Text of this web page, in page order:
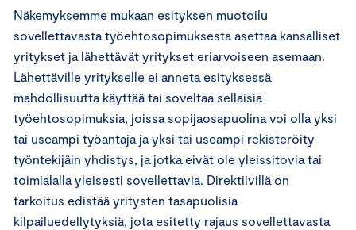
Näkemyksemme mukaan esityksen muotoilu
sovellettavasta työehtosopimuksesta asettaa kansalliset
yritykset ja lähettävät yritykset eriarvoiseen asemaan.
Lähettäville yritykselle ei anneta esityksessä
mahdollisuutta käyttää tai soveltaa sellaisia
työehtosopimuksia, joissa sopijaosapuolina voi olla yksi
tai useampi työantaja ja yksi tai useampi rekisteröity
työntekijäin yhdistys, ja jotka eivät ole yleissitovia tai
toimialalla yleisesti sovellettavia. Direktiivillä on
tarkoitus edistää yritysten tasapuolisia
kilpailuedellytyksiä, jota esitetty rajaus sovellettavasta